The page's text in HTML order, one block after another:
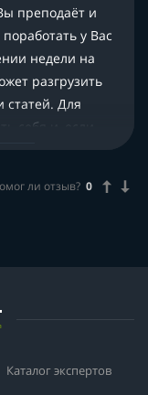
преподаёт и
у Вас
недели на
разгрузить
статей. Для
себя и, если
к
ли отзыв? 0
Каталог экспертов